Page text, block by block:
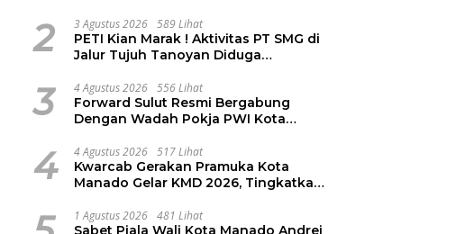
2 3 Agustus 2026 589 Lihat
PETI Kian Marak ! Aktivitas PT SMG di
Jalur Tujuh Tanoyan Diduga
3 4 Agustus 2026 556 Lihat
Forward Sulut Resmi Bergabung
Dengan Wadah Pokja PWI Kota
4 4 Agustus 2026 517 Lihat
Kwarcab Gerakan Pramuka Kota
Manado Gelar KMD 2026, Tingkatkan
Pramuka
1 Agustus 2026 481 Lihat
Sabet Piala Wali Kota Manado Andrei